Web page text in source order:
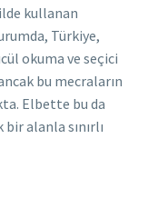
kullanan
Türkiye,
okuma ve seçici
bu mecraların
Elbette bu da
alanla sınırlı